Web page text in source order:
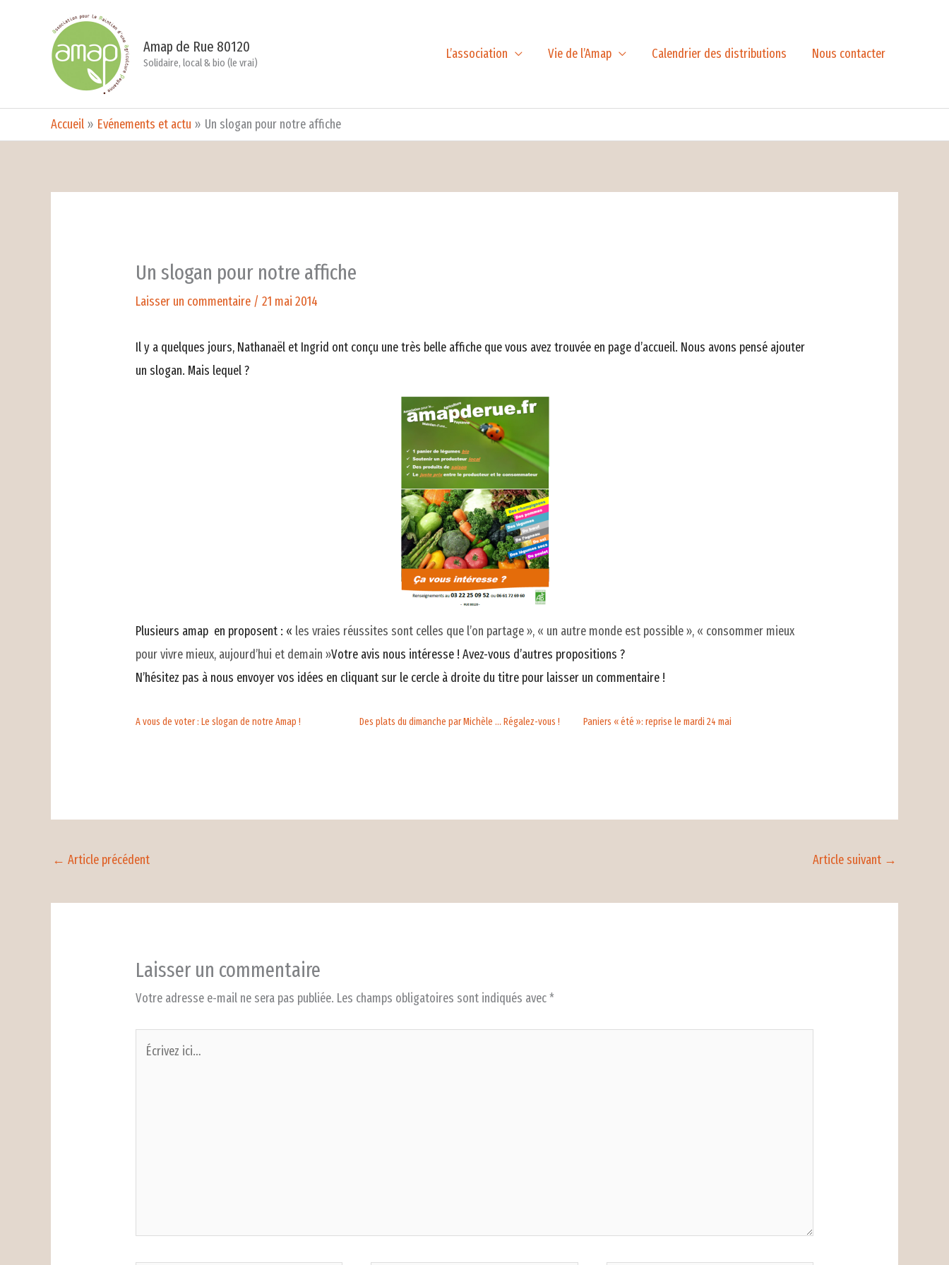
Amap de Rue 80120
Solidaire, local & bio (le vrai)
L’association Vie de l’Amap Calendrier des distributions Nous contacter
Accueil Evénements et actu Un slogan pour notre affiche
Un slogan pour notre affiche
Laisser un commentaire /21 mai 2014
Il y a quelques jours, Nathanaël et Ingrid ont conçu une très belle affiche que vous avez trouvée en page d’accueil. Nous avons pensé ajouter
un slogan. Mais lequel ?
Plusieurs amap en proposent : « les vraies réussites sont celles que l’on partage », « un autre monde est possible », « consommer mieux
pour vivre mieux, aujourd’hui et demain »Votre avis nous intéresse ! Avez-vous d’autres propositions ?
N’hésitez pas à nous envoyer vos idées en cliquant sur le cercle à droite du titre pour laisser un commentaire !
A vous de voter : Le slogan de notre Amap ! Des plats du dimanche par Michèle … Régalez-vous ! Paniers « été »: reprise le mardi 24 mai
← Article précédent Article suivant →
Laisser un commentaire
Votre adresse e-mail ne sera pas publiée. Les champs obligatoires sont indiqués avec*
Écrivez